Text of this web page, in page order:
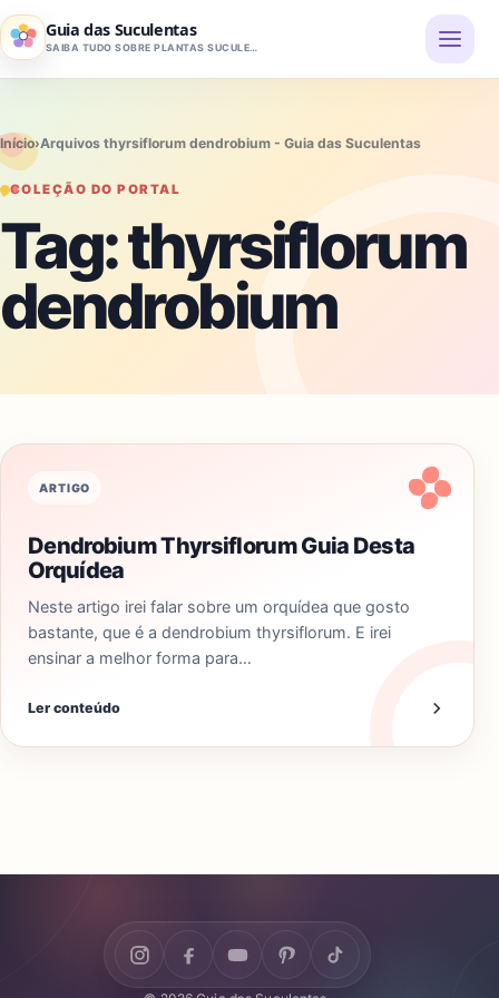
Pular para o conteúdo
Guia das Suculentas
SAIBA TUDO SOBRE PLANTAS SUCULENTAS
Início›Arquivos thyrsiflorum dendrobium - Guia das Suculentas
COLEÇÃO DO PORTAL
Tag:thyrsiflorum
dendrobium
ARTIGO
Dendrobium Thyrsiflorum Guia Desta
Orquídea
Neste artigo irei falar sobre um orquídea que gosto
bastante, que é a dendrobium thyrsiflorum. E irei
ensinar a melhor forma para…
Ler conteúdo